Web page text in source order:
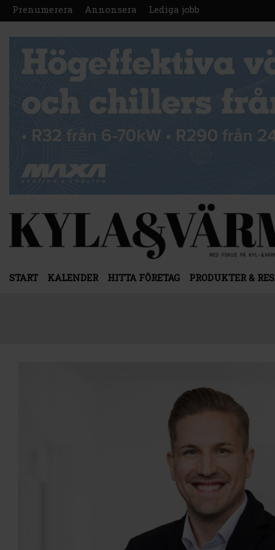
Prenumerera Annonsera Lediga jobb
START KALENDER HITTA FÖRETAG PRODUKTER &